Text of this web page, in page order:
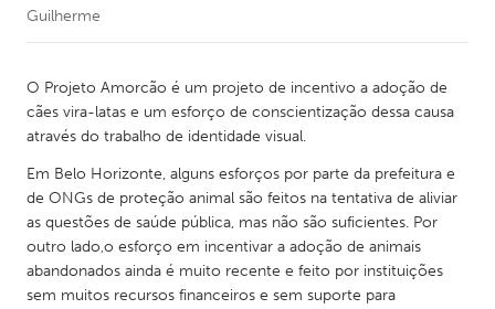
Guilherme
O Projeto Amorcão é um projeto de incentivo a adoção de
cães vira-latas e um esforço de conscientização dessa causa
através do trabalho de identidade visual.
Em Belo Horizonte, alguns esforços por parte da prefeitura e
de ONGs de proteção animal são feitos na tentativa de aliviar
as questões de saúde pública, mas não são suficientes. Por
outro lado,o esforço em incentivar a adoção de animais
abandonados ainda é muito recente e feito por instituições
sem muitos recursos financeiros e sem suporte para